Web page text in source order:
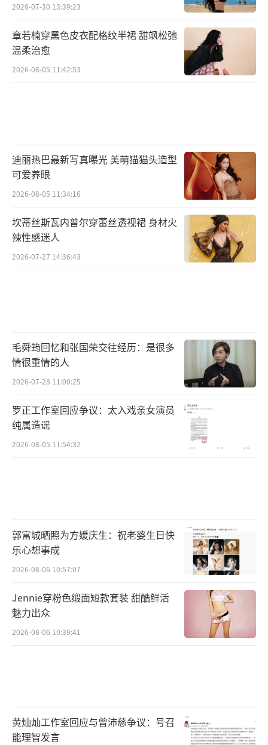
2026-07-30 13:39:23
章若楠穿黑色皮衣配格纹半裙 甜飒松弛
温柔治愈
2026-08-05 11:42:53
迪丽热巴最新写真曝光 美萌猫猫头造型
可爱养眼
2026-08-05 11:34:16
坎蒂丝斯瓦内普尔穿蕾丝透视裙 身材火
辣性感迷人
2026-07-27 14:36:43
毛舜筠回忆和张国荣交往经历：是很多
情很重情的人
2026-07-28 11:00:25
罗正工作室回应争议：太入戏亲女演员
纯属造谣
2026-08-05 11:54:32
郭富城晒照为方媛庆生：祝老婆生日快
乐心想事成
2026-08-06 10:57:07
Jennie穿粉色缎面短款套装 甜酷鲜活
魅力出众
2026-08-06 10:39:41
黄灿灿工作室回应与曾沛慈争议：号召
能理智发言